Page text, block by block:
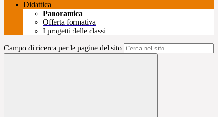
Didattica
Panoramica
Offerta formativa
I progetti delle classi
Campo di ricerca per le pagine del sito